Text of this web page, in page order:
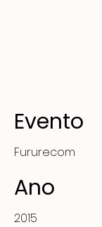
Evento
Fururecom
Ano
2015